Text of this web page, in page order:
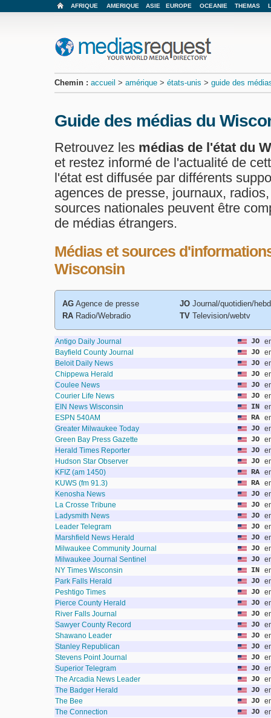
AFRIQUE AMERIQUE ASIE EUROPE OCEANIE THEMAS
Chemin : accueil > amérique > états-unis > guide des
Guide des médias du
Retrouvez les médias de l'état du
et restez informé de l'actualité de
l'état est diffusée par différents
agences de presse, journaux,
sources nationales peuvent être
de médias étrangers.
Médias et sources
Wisconsin
AG Agence de presse
RA Radio/Webradio
JO Journal/quotidien/
TV Television/webtv
Antigo Daily Journal JO
Bayfield County Journal
JO
Beloit Daily News
JO
Chippewa Herald
JO
Coulee News
JO
Courier Life News
JO
EIN News Wisconsin
IN
ESPN 540AM
RA
Greater Milwaukee Today
JO
Green Bay Press Gazette
JO
Herald Times Reporter
JO
Hudson Star Observer
JO
KFIZ (am 1450)
RA
KUWS (fm 91.3)
RA
Kenosha News
JO
La Crosse Tribune
JO
Ladysmith News
JO
Leader Telegram
JO
Marshfield News Herald
JO
Milwaukee Community Journal
JO
Milwaukee Journal Sentinel
JO
NY Times Wisconsin
IN
Park Falls Herald
JO
Peshtigo Times
JO
Pierce County Herald
JO
River Falls Journal
JO
Sawyer County Record
JO
Shawano Leader
JO
Stanley Republican
JO
Stevens Point Journal
JO
Superior Telegram
JO
The Arcadia News Leader
JO
The Badger Herald
JO
The Bee
JO
The Connection
JO